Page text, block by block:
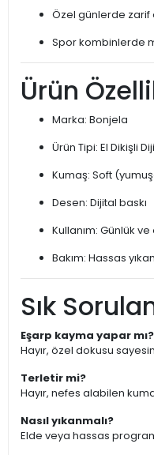
Özel günlerde zarif
Spor kombinlerde
Ürün
Marka: Bonjela
Ürün Tipi: El Dikişli
Kumaş: Soft
Desen: Dijital baskı
Kullanım: Günlük
Bakım: Hassas
Sık
Eşarp kayma yapar mı?
Hayır, özel dokusu
Terletir mi?
Hayır, nefes alabilen
Nasıl yıkanmalı?
Elde veya hassas